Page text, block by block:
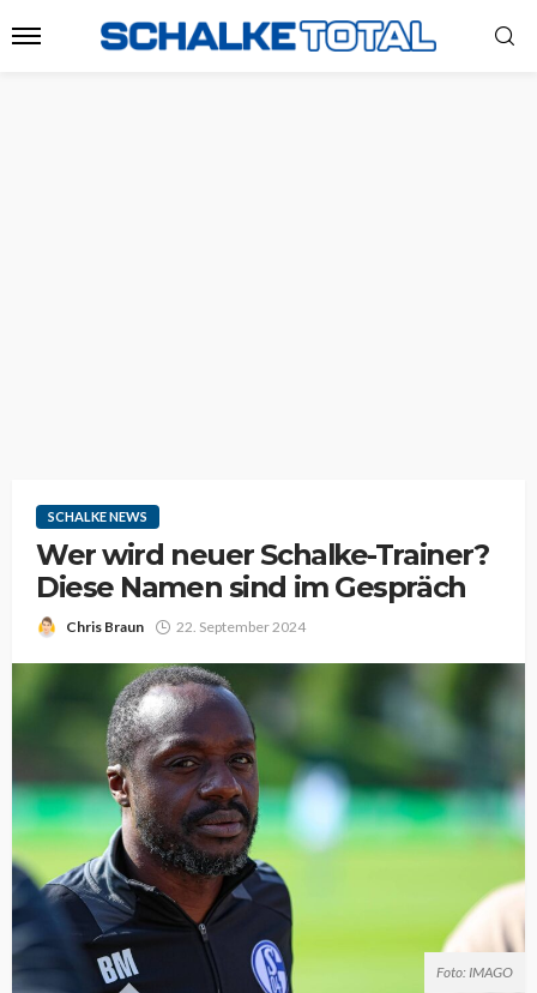
SCHALKE NEWS
Wer wird neuer Schalke-Trainer?
Diese Namen sind im Gespräch
Chris Braun 22. September 2024
Foto: IMAGO